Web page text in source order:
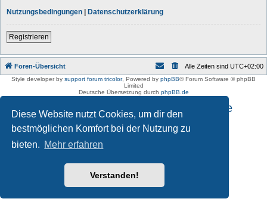
Diese Website nutzt Cookies, um dir den
bestmöglichen Komfort bei der Nutzung zu
bieten. Mehr erfahren
Verstanden!
Nutzungsbedingungen | Datenschutzerklärung
Registrieren
Foren-Übersicht Alle Zeiten sind UTC+02:00
Style developer by support forum tricolor, Powered by phpBB® Forum Software © phpBB
Limited
Deutsche Übersetzung durch phpBB.de
Impressum und Datenschutzhinweise